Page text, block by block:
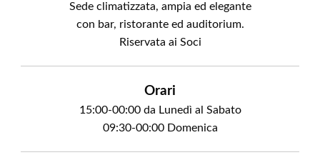
Sede climatizzata, ampia ed elegante
con bar, ristorante ed auditorium.
Riservata ai Soci
Orari
15:00-00:00 da Lunedì al Sabato
09:30-00:00 Domenica